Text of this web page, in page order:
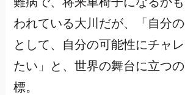
われている大川だが、「自分
として、自分の可能性にチャ
たい」と、世界の舞台に立つ
標。